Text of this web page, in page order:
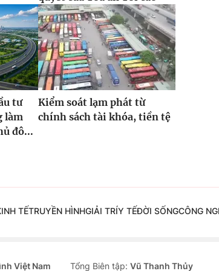
tư
làm
đô...
Kiểm soát lạm phát từ
chính sách tài khóa, tiền tệ
TẾTRUYỀN HÌNHGIẢI TRÍY TẾĐỜI SỐNGCÔNG
Việt Nam Tổng Biên tập: Vũ Thanh Thủy